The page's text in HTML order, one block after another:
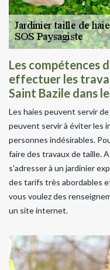
Les compétences
effectuer les
Saint Bazile dans
Les haies peuvent servir
peuvent servir à éviter les
personnes indésirables.
faire des travaux de taille.
s'adresser à un jardinier
des tarifs très abordables
vous voulez des
un site internet.